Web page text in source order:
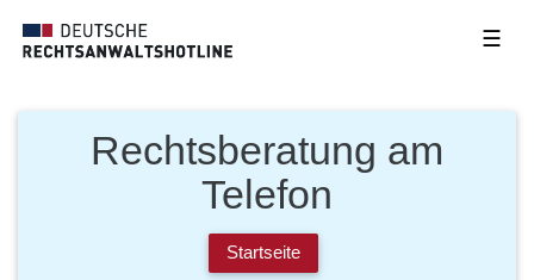
☰
Rechtsberatung am
Telefon
Startseite